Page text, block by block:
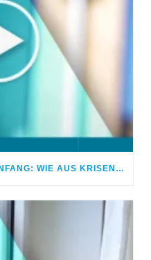
VOM TIEFPUNKT ZUM NEUANFANG: WIE AUS KRISEN CHANCEN WERDEN